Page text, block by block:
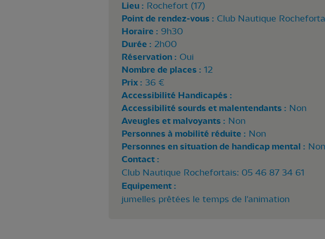
Lieu : Rochefort (17)
Point de rendez-vous : Club Nautique
Horaire : 9h30
Durée : 2h00
Réservation : Oui
Nombre de places : 12
Prix : 36 €
Accessibilité Handicapés :
Accessibilité sourds et malentendants : Non
Aveugles et malvoyants : Non
Personnes à mobilité réduite : Non
Personnes en situation de handicap mental : Non
Contact :
Club Nautique Rochefortais: 05 46 87 34 61
Equipement :
jumelles prêtées le temps de l'animation